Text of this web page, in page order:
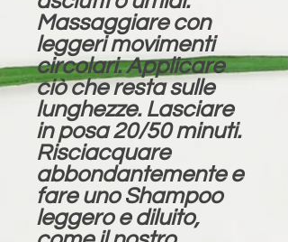
Massaggiare con
leggeri movimenti
circolari. Applicare
ciò che resta sulle
lunghezze. Lasciare
in posa 20/50 minuti.
Risciacquare
abbondantemente e
fare uno Shampoo
leggero e diluito,